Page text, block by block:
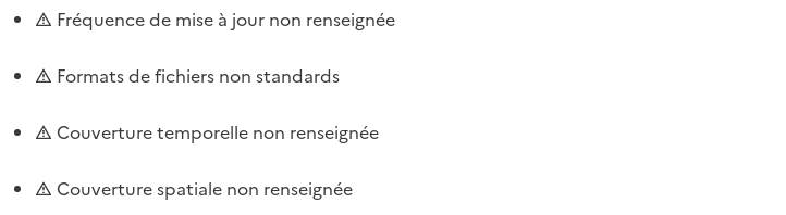
Fréquence de mise à jour non renseignée
Formats de fichiers non standards
Couverture temporelle non renseignée
Couverture spatiale non renseignée